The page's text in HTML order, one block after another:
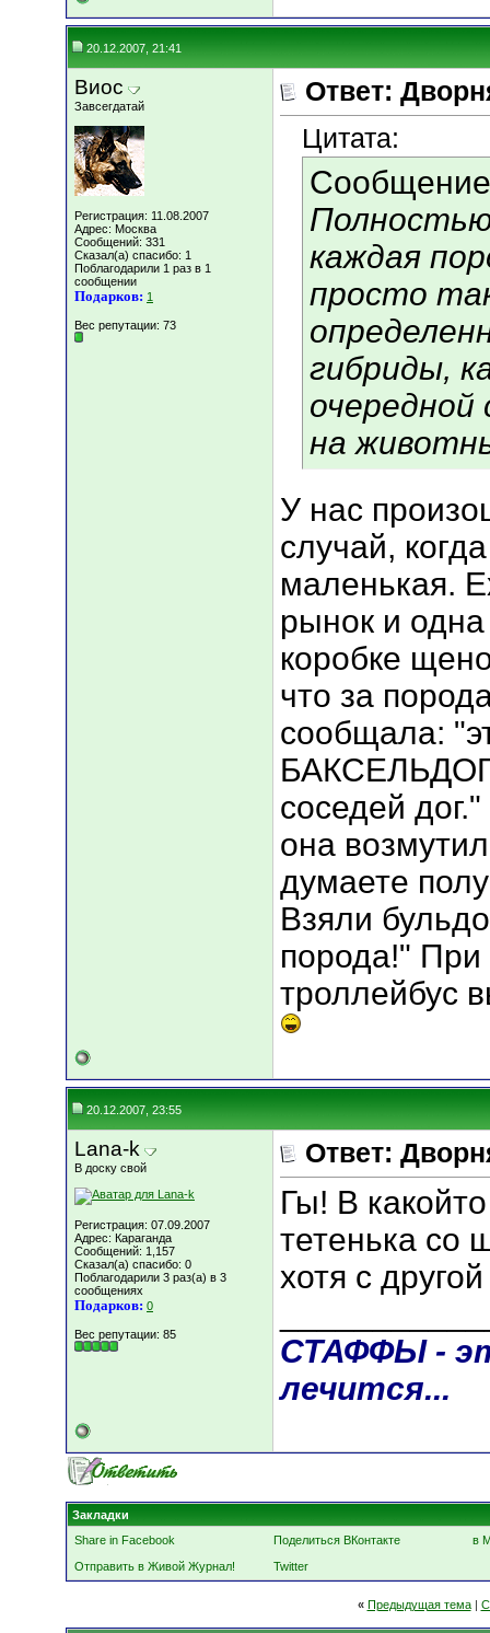
20.12.2007, 21:41
Виос
Завсегдатай
Регистрация: 11.08.2007
Адрес: Москва
Сообщений: 331
Сказал(а) спасибо: 1
Поблагодарили 1 раз в 1
сообщении
Подарков: 1
Вес репутации: 73
Ответ:
Цитата:
каждая
просто
гибриды,
очередной
на
У нас
случай,
маленькая.
рынок и
коробке
что за
сообщала:
соседей
она
думаете
Взяли
порода!" При
троллейбус
20.12.2007, 23:55
Lana-k
В доску свой
Регистрация: 07.09.2007
Адрес: Караганда
Сообщений: 1,157
Сказал(а) спасибо: 0
Поблагодарили 3 раз(а) в 3
сообщениях
Подарков: 0
Вес репутации: 85
Ответ:
Гы! В
тетенька со
хотя с
СТАФФЫ -
лечится...
Закладки
Share in Facebook
Поделиться ВКонтакте
в
Отправить в Живой Журнал!
Twitter
« Предыдущая тема|